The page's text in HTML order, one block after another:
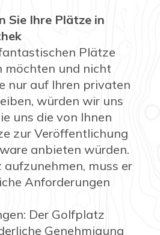
Sie Ihre Plätze in
Plätze
möchten und nicht
nur auf Ihren privaten
würden wir uns
uns die von Ihnen
zur Veröffentlichung
anbieten würden.
aufzunehmen, muss er
Anforderungen
Der Golfplatz
Genehmigung